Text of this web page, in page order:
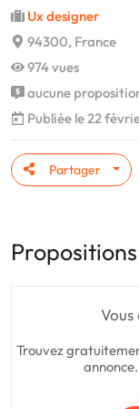
Ux designer
94300, France
974 vues
aucune
Publiée le 22
Partager
Propositions
Vous
Trouvez